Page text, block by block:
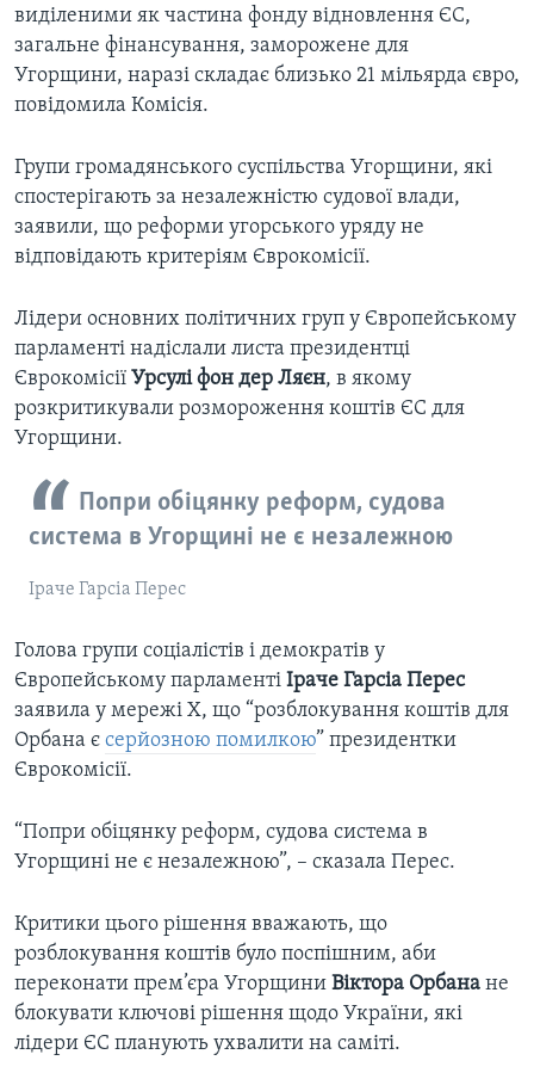
виділеними як частина фонду відновлення ЄС,
загальне фінансування, заморожене для
Угорщини, наразі складає близько 21 мільярда євро,
повідомила Комісія.
Групи громадянського суспільства Угорщини, які
спостерігають за незалежністю судової влади,
заявили, що реформи угорського уряду не
відповідають критеріям Єврокомісії.
Лідери основних політичних груп у Європейському
парламенті надіслали листа президентці
Єврокомісії Урсулі фон дер Ляєн, в якому
розкритикували розмороження коштів ЄС для
Угорщини.
Попри обіцянку реформ, судова
система в Угорщині не є незалежною
Іраче Гарсіа Перес
Голова групи соціалістів і демократів у
Європейському парламенті Іраче Гарсіа Перес
заявила у мережі Х, що “розблокування коштів для
Орбана є серйозною помилкою” президентки
Єврокомісії.
“Попри обіцянку реформ, судова система в
Угорщині не є незалежною”, – сказала Перес.
Критики цього рішення вважають, що
розблокування коштів було поспішним, аби
переконати прем’єра Угорщини Віктора Орбана не
блокувати ключові рішення щодо України, які
лідери ЄС планують ухвалити на саміті.